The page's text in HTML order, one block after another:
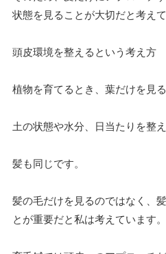
状態を見ることが大切だと考えて
頭皮環境を整えるという考え方
植物を育てるとき、葉だけを見る
土の状態や水分、日当たりを整
髪も同じです。
髪の毛だけを見るのではなく、
とが重要だと私は考えています。